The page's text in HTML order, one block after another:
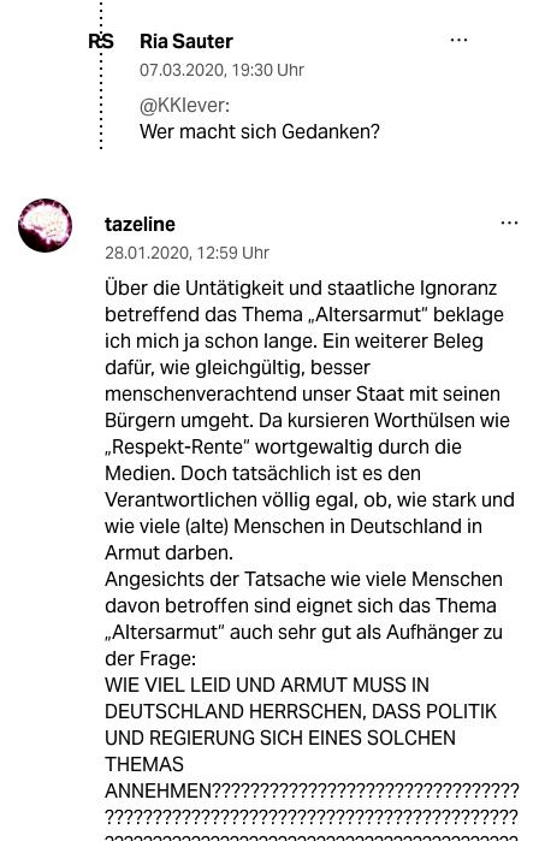
RS Ria Sauter
07.03.2020, 19:30 Uhr
@KKlever:
Wer macht sich Gedanken?
tazeline
28.01.2020, 12:59 Uhr
Über die Untätigkeit und staatliche Ignoranz
betreffend das Thema „Altersarmut“ beklage
ich mich ja schon lange. Ein weiterer Beleg
dafür, wie gleichgültig, besser
menschenverachtend unser Staat mit seinen
Bürgern umgeht. Da kursieren Worthülsen wie
„Respekt-Rente“ wortgewaltig durch die
Medien. Doch tatsächlich ist es den
Verantwortlichen völlig egal, ob, wie stark und
wie viele (alte) Menschen in Deutschland in
Armut darben.
Angesichts der Tatsache wie viele Menschen
davon betroffen sind eignet sich das Thema
„Altersarmut“ auch sehr gut als Aufhänger zu
der Frage:
WIE VIEL LEID UND ARMUT MUSS IN
DEUTSCHLAND HERRSCHEN, DASS POLITIK
UND REGIERUNG SICH EINES SOLCHEN
THEMAS
ANNEHMEN????????????????????????????????
???????????????????????????????????????????